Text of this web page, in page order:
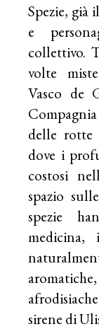
Spezie, già
e
collettivo.
volte
Vasco de
delle rotte
dove i
costosi
spazio
spezie
sirene di